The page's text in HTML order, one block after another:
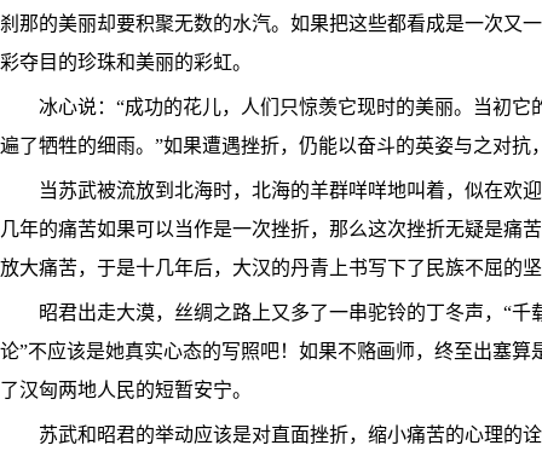
刹那的美丽却要积聚无数的水汽。如果把这些都看成是一次又
彩夺目的珍珠和美丽的彩虹。
冰心说：“成功的花儿，人们只惊羡它现时的美丽。当初它
遍了牺牲的细雨。”如果遭遇挫折，仍能以奋斗的英姿与之对
当苏武被流放到北海时，北海的羊群咩咩地叫着，似在欢迎
几年的痛苦如果可以当作是一次挫折，那么这次挫折无疑是痛
放大痛苦，于是十几年后，大汉的丹青上书写下了民族不屈的
昭君出走大漠，丝绸之路上又多了一串驼铃的丁冬声，“千
论”不应该是她真实心态的写照吧！如果不赂画师，终至出塞算
了汉匈两地人民的短暂安宁。
苏武和昭君的举动应该是对直面挫折，缩小痛苦的心理的诠